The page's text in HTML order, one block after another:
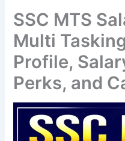
SSC MTS
Multi
Profile,
Perks, and